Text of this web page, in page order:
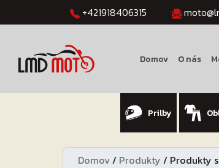
+421918406315
Domov O nás
Prilby
Domov/ Produkty / Produkty